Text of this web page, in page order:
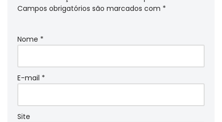
Campos obrigatórios são marcados com *
Nome *
E-mail *
Site